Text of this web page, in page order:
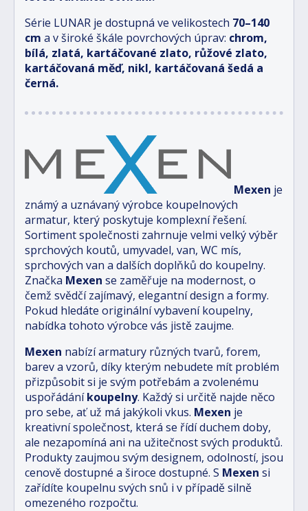
Série LUNAR je dostupná ve velikostech 70–140
cm a v široké škále povrchových úprav: chrom,
bílá, zlatá, kartáčované zlato, růžové zlato,
kartáčovaná měď, nikl, kartáčovaná šedá a
černá.
Mexen je
známý a uznávaný výrobce koupelnových
armatur, který poskytuje komplexní řešení.
Sortiment společnosti zahrnuje velmi velký výběr
sprchových koutů, umyvadel, van, WC mís,
sprchových van a dalších doplňků do koupelny.
Značka Mexen se zaměřuje na modernost, o
čemž svědčí zajímavý, elegantní design a formy.
Pokud hledáte originální vybavení koupelny,
nabídka tohoto výrobce vás jistě zaujme.
Mexen nabízí armatury různých tvarů, forem,
barev a vzorů, díky kterým nebudete mít problém
přizpůsobit si je svým potřebám a zvolenému
uspořádáníkoupelny. Každý si určitě najde něco
pro sebe, ať už má jakýkoli vkus. Mexen je
kreativní společnost, která se řídí duchem doby,
ale nezapomíná ani na užitečnost svých produktů.
Produkty zaujmou svým designem, odolností, jsou
cenově dostupné a široce dostupné. S Mexen si
zařídíte koupelnu svých snů i v případě silně
omezeného rozpočtu.